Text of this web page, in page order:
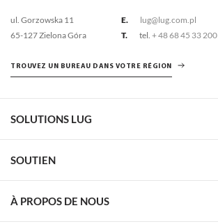
ul. Gorzowska 11
65-127 Zielona Góra
E.
lug@lug.com.pl
T.
tel. + 48 68 45 33 200
TROUVEZ UN BUREAU DANS VOTRE RÉGION
SOLUTIONS LUG
SOUTIEN
À PROPOS DE NOUS